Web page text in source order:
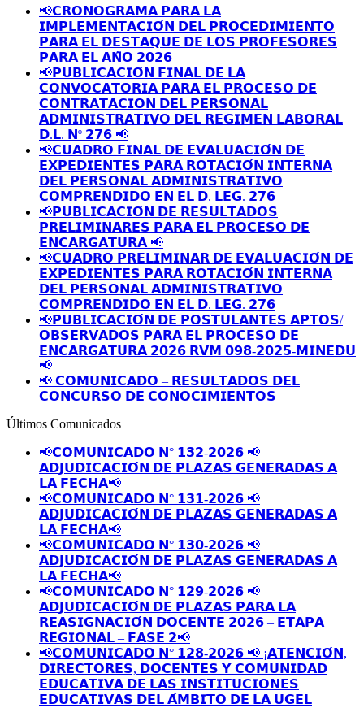
📢𝗖𝗥𝗢𝗡𝗢𝗚𝗥𝗔𝗠𝗔 𝗣𝗔𝗥𝗔 𝗟𝗔
𝗜𝗠𝗣𝗟𝗘𝗠𝗘𝗡𝗧𝗔𝗖𝗜𝗢́𝗡 𝗗𝗘𝗟 𝗣𝗥𝗢𝗖𝗘𝗗𝗜𝗠𝗜𝗘𝗡𝗧𝗢
𝗣𝗔𝗥𝗔 𝗘𝗟 𝗗𝗘𝗦𝗧𝗔𝗤𝗨𝗘 𝗗𝗘 𝗟𝗢𝗦 𝗣𝗥𝗢𝗙𝗘𝗦𝗢𝗥𝗘𝗦
𝗣𝗔𝗥𝗔 𝗘𝗟 𝗔𝗡̃𝗢 𝟮𝟬𝟮𝟲
📢𝗣𝗨𝗕𝗟𝗜𝗖𝗔𝗖𝗜𝗢́𝗡 𝗙𝗜𝗡𝗔𝗟 𝗗𝗘 𝗟𝗔
𝗖𝗢𝗡𝗩𝗢𝗖𝗔𝗧𝗢𝗥𝗜𝗔 𝗣𝗔𝗥𝗔 𝗘𝗟 𝗣𝗥𝗢𝗖𝗘𝗦𝗢 𝗗𝗘
𝗖𝗢𝗡𝗧𝗥𝗔𝗧𝗔𝗖𝗜𝗢𝗡 𝗗𝗘𝗟 𝗣𝗘𝗥𝗦𝗢𝗡𝗔𝗟
𝗔𝗗𝗠𝗜𝗡𝗜𝗦𝗧𝗥𝗔𝗧𝗜𝗩𝗢 𝗗𝗘𝗟 𝗥𝗘𝗚𝗜𝗠𝗘𝗡 𝗟𝗔𝗕𝗢𝗥𝗔𝗟
𝗗.𝗟. 𝗡º 𝟮𝟳𝟲 📢
📢𝗖𝗨𝗔𝗗𝗥𝗢 𝗙𝗜𝗡𝗔𝗟 𝗗𝗘 𝗘𝗩𝗔𝗟𝗨𝗔𝗖𝗜𝗢́𝗡 𝗗𝗘
𝗘𝗫𝗣𝗘𝗗𝗜𝗘𝗡𝗧𝗘𝗦 𝗣𝗔𝗥𝗔 𝗥𝗢𝗧𝗔𝗖𝗜𝗢́𝗡 𝗜𝗡𝗧𝗘𝗥𝗡𝗔
𝗗𝗘𝗟 𝗣𝗘𝗥𝗦𝗢𝗡𝗔𝗟 𝗔𝗗𝗠𝗜𝗡𝗜𝗦𝗧𝗥𝗔𝗧𝗜𝗩𝗢
𝗖𝗢𝗠𝗣𝗥𝗘𝗡𝗗𝗜𝗗𝗢 𝗘𝗡 𝗘𝗟 𝗗. 𝗟𝗘𝗚. 𝟮𝟳𝟲
📢𝗣𝗨𝗕𝗟𝗜𝗖𝗔𝗖𝗜𝗢́𝗡 𝗗𝗘 𝗥𝗘𝗦𝗨𝗟𝗧𝗔𝗗𝗢𝗦
𝗣𝗥𝗘𝗟𝗜𝗠𝗜𝗡𝗔𝗥𝗘𝗦 𝗣𝗔𝗥𝗔 𝗘𝗟 𝗣𝗥𝗢𝗖𝗘𝗦𝗢 𝗗𝗘
𝗘𝗡𝗖𝗔𝗥𝗚𝗔𝗧𝗨𝗥𝗔 📢
📢𝗖𝗨𝗔𝗗𝗥𝗢 𝗣𝗥𝗘𝗟𝗜𝗠𝗜𝗡𝗔𝗥 𝗗𝗘 𝗘𝗩𝗔𝗟𝗨𝗔𝗖𝗜𝗢́𝗡 𝗗𝗘
𝗘𝗫𝗣𝗘𝗗𝗜𝗘𝗡𝗧𝗘𝗦 𝗣𝗔𝗥𝗔 𝗥𝗢𝗧𝗔𝗖𝗜𝗢́𝗡 𝗜𝗡𝗧𝗘𝗥𝗡𝗔
𝗗𝗘𝗟 𝗣𝗘𝗥𝗦𝗢𝗡𝗔𝗟 𝗔𝗗𝗠𝗜𝗡𝗜𝗦𝗧𝗥𝗔𝗧𝗜𝗩𝗢
𝗖𝗢𝗠𝗣𝗥𝗘𝗡𝗗𝗜𝗗𝗢 𝗘𝗡 𝗘𝗟 𝗗. 𝗟𝗘𝗚. 𝟮𝟳𝟲
📢𝗣𝗨𝗕𝗟𝗜𝗖𝗔𝗖𝗜𝗢́𝗡 𝗗𝗘 𝗣𝗢𝗦𝗧𝗨𝗟𝗔𝗡𝗧𝗘𝗦 𝗔𝗣𝗧𝗢𝗦/
𝗢𝗕𝗦𝗘𝗥𝗩𝗔𝗗𝗢𝗦 𝗣𝗔𝗥𝗔 𝗘𝗟 𝗣𝗥𝗢𝗖𝗘𝗦𝗢 𝗗𝗘
𝗘𝗡𝗖𝗔𝗥𝗚𝗔𝗧𝗨𝗥𝗔 𝟮𝟬𝟮𝟲 𝗥𝗩𝗠 𝟬𝟵𝟴-𝟮𝟬𝟮𝟱-𝗠𝗜𝗡𝗘𝗗𝗨
📢
📢 𝗖𝗢𝗠𝗨𝗡𝗜𝗖𝗔𝗗𝗢 – 𝗥𝗘𝗦𝗨𝗟𝗧𝗔𝗗𝗢𝗦 𝗗𝗘𝗟
𝗖𝗢𝗡𝗖𝗨𝗥𝗦𝗢 𝗗𝗘 𝗖𝗢𝗡𝗢𝗖𝗜𝗠𝗜𝗘𝗡𝗧𝗢𝗦
Últimos Comunicados
📢𝗖𝗢𝗠𝗨𝗡𝗜𝗖𝗔𝗗𝗢 𝗡° 𝟭𝟯𝟮-𝟮𝟬𝟮𝟲 📢
𝗔𝗗𝗝𝗨𝗗𝗜𝗖𝗔𝗖𝗜𝗢́𝗡 𝗗𝗘 𝗣𝗟𝗔𝗭𝗔𝗦 𝗚𝗘𝗡𝗘𝗥𝗔𝗗𝗔𝗦 𝗔
𝗟𝗔 𝗙𝗘𝗖𝗛𝗔📢
📢𝗖𝗢𝗠𝗨𝗡𝗜𝗖𝗔𝗗𝗢 𝗡° 𝟭𝟯𝟭-𝟮𝟬𝟮𝟲 📢
𝗔𝗗𝗝𝗨𝗗𝗜𝗖𝗔𝗖𝗜𝗢́𝗡 𝗗𝗘 𝗣𝗟𝗔𝗭𝗔𝗦 𝗚𝗘𝗡𝗘𝗥𝗔𝗗𝗔𝗦 𝗔
𝗟𝗔 𝗙𝗘𝗖𝗛𝗔📢
📢𝗖𝗢𝗠𝗨𝗡𝗜𝗖𝗔𝗗𝗢 𝗡° 𝟭𝟯𝟬-𝟮𝟬𝟮𝟲 📢
𝗔𝗗𝗝𝗨𝗗𝗜𝗖𝗔𝗖𝗜𝗢́𝗡 𝗗𝗘 𝗣𝗟𝗔𝗭𝗔𝗦 𝗚𝗘𝗡𝗘𝗥𝗔𝗗𝗔𝗦 𝗔
𝗟𝗔 𝗙𝗘𝗖𝗛𝗔📢
📢𝗖𝗢𝗠𝗨𝗡𝗜𝗖𝗔𝗗𝗢 𝗡° 𝟭𝟮𝟵-𝟮𝟬𝟮𝟲 📢
𝗔𝗗𝗝𝗨𝗗𝗜𝗖𝗔𝗖𝗜𝗢́𝗡 𝗗𝗘 𝗣𝗟𝗔𝗭𝗔𝗦 𝗣𝗔𝗥𝗔 𝗟𝗔
𝗥𝗘𝗔𝗦𝗜𝗚𝗡𝗔𝗖𝗜𝗢́𝗡 𝗗𝗢𝗖𝗘𝗡𝗧𝗘 𝟮𝟬𝟮𝟲 – 𝗘𝗧𝗔𝗣𝗔
𝗥𝗘𝗚𝗜𝗢𝗡𝗔𝗟 – 𝗙𝗔𝗦𝗘 𝟮📢
📢𝗖𝗢𝗠𝗨𝗡𝗜𝗖𝗔𝗗𝗢 𝗡° 𝟭𝟮𝟴-𝟮𝟬𝟮𝟲 📢 ¡𝗔𝗧𝗘𝗡𝗖𝗜𝗢́𝗡,
𝗗𝗜𝗥𝗘𝗖𝗧𝗢𝗥𝗘𝗦, 𝗗𝗢𝗖𝗘𝗡𝗧𝗘𝗦 𝗬 𝗖𝗢𝗠𝗨𝗡𝗜𝗗𝗔𝗗
𝗘𝗗𝗨𝗖𝗔𝗧𝗜𝗩𝗔 𝗗𝗘 𝗟𝗔𝗦 𝗜𝗡𝗦𝗧𝗜𝗧𝗨𝗖𝗜𝗢𝗡𝗘𝗦
𝗘𝗗𝗨𝗖𝗔𝗧𝗜𝗩𝗔𝗦 𝗗𝗘𝗟 𝗔́𝗠𝗕𝗜𝗧𝗢 𝗗𝗘 𝗟𝗔 𝗨𝗚𝗘𝗟